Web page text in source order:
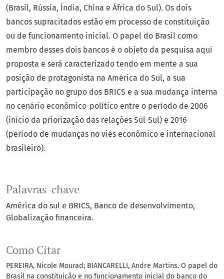
Palavras-chave
América do sul e BRICS Banco de desenvolvimento
Globalização financeira.
Como Citar
PEREIRA, Nicole Mourad; BIANCARELLI, Andre Martins. O papel do
Brasil na constituição e no funcionamento inicial do banco do
(Brasil, Rússia, Índia, China e África do Sul). Os dois
bancos supracitados estão em processo de constituição
ou de funcionamento inicial. O papel do Brasil como
membro desses dois bancos é o objeto da pesquisa aqui
proposta e será caracterizado tendo em mente a sua
posição de protagonista na América do Sul, a sua
participação no grupo dos BRICS e a sua mudança interna
no cenário econômico-político entre o período de 2006
(início da priorização das relações Sul-Sul) e 2016
(período de mudanças no viés econômico e internacional
brasileiro).